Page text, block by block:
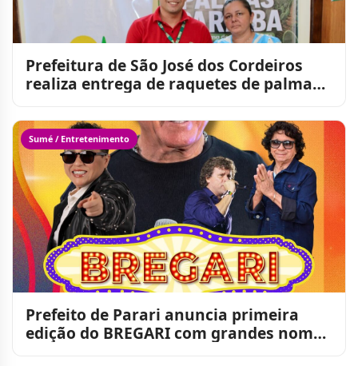
Prefeitura de São José dos Cordeiros
realiza entrega de raquetes de palma
Sumé / Entretenimento
Prefeito de Parari anuncia primeira
edição do BREGARI com grandes nomes